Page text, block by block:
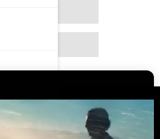
Resurssit
Tule BRP:n jälleenmyyjäksi